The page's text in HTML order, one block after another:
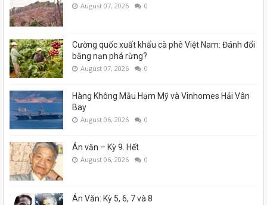
August 07, 2026 0
Cường quốc xuất khẩu cà phê Việt Nam: Đánh đổi
bằng nạn phá rừng?
August 07, 2026 0
Hàng Không Mẫu Hạm Mỹ và Vinhomes Hải Vân
Bay
August 06, 2026 0
Án văn – Kỳ 9. Hết
August 06, 2026 0
Án Văn: Kỳ 5, 6, 7 và 8